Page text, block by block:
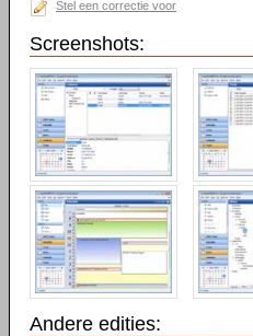
Stel een correctie voor
Screenshots:
Andere edities: